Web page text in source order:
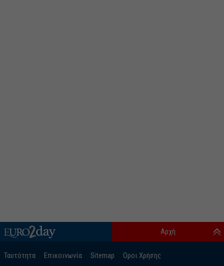
Ταυτότητα Επικοινωνία Sitemap Οροι Χρήσης
Αρχή